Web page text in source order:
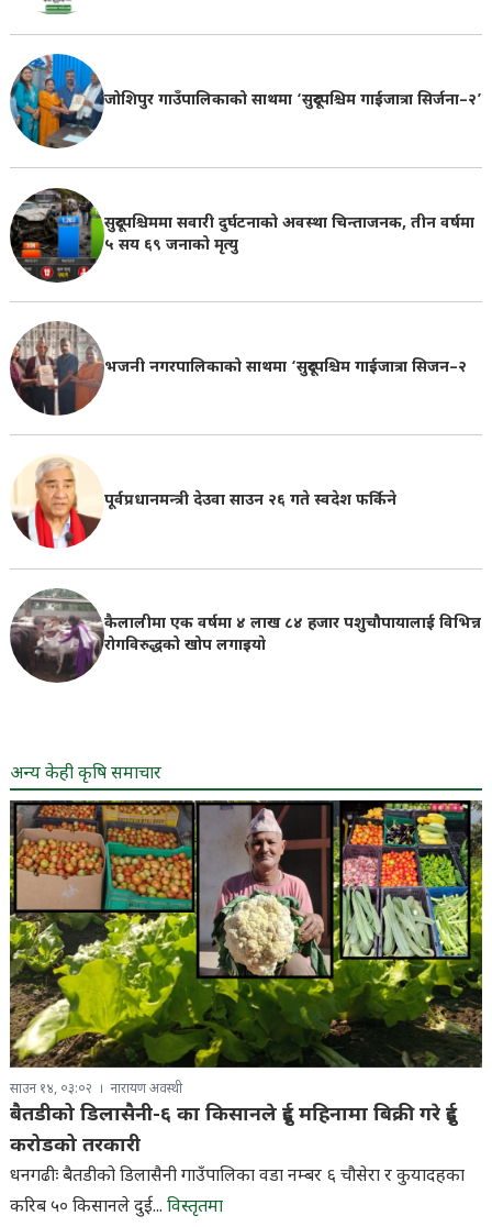
जोशिपुर गाउँपालिकाको साथमा ‘सुदूरपश्चिम गाईजात्रा सिर्जना–२’
सुदूरपश्चिममा सवारी दुर्घटनाको अवस्था चिन्ताजनक, तीन वर्षमा
५ सय ६९ जनाको मृत्यु
भजनी नगरपालिकाको साथमा ‘सुदूरपश्चिम गाईजात्रा सिजन–२
पूर्वप्रधानमन्त्री देउवा साउन २६ गते स्वदेश फर्किने
कैलालीमा एक वर्षमा ४ लाख ८४ हजार पशुचौपायालाई विभिन्न
रोगविरुद्धको खोप लगाइयाे
अन्य केही कृषि समाचार
साउन १४, ०३:०२ नारायण अवस्थी
बैतडीको डिलासैनी-६ का किसानले दुई महिनामा बिक्री गरे दुई
करोडको तरकारी
धनगढीः बैतडीको डिलासैनी गाउँपालिका वडा नम्बर ६ चौसेरा र कुयादहका
करिब ५० किसानले दुई... विस्तृतमा